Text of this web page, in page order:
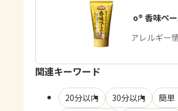
「Cook Do® 香味ペー
商品・アレルギー
関連キーワード
20分以内 30分以内
簡単